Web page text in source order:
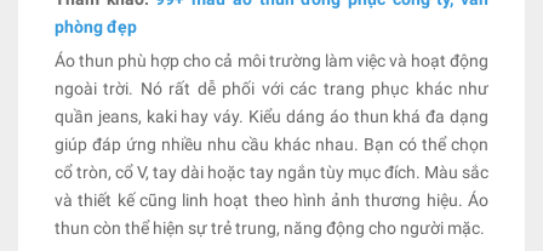
phòng đẹp
Áo thun phù hợp cho cả môi trường làm việc và hoạt động
ngoài trời. Nó rất dễ phối với các trang phục khác như
quần jeans, kaki hay váy. Kiểu dáng áo thun khá đa dạng
giúp đáp ứng nhiều nhu cầu khác nhau. Bạn có thể chọn
cổ tròn, cổ V, tay dài hoặc tay ngắn tùy mục đích. Màu sắc
và thiết kế cũng linh hoạt theo hình ảnh thương hiệu. Áo
thun còn thể hiện sự trẻ trung, năng động cho người mặc.